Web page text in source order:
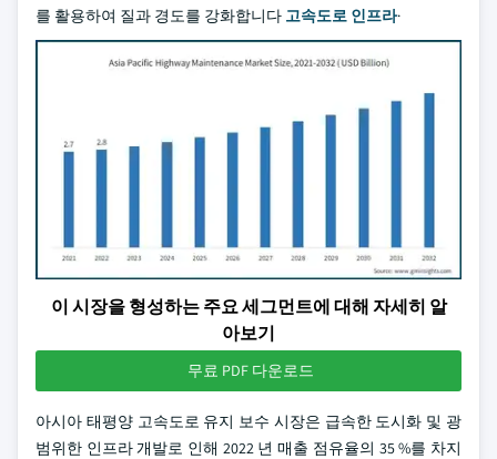
를 활용하여 질과 경도를 강화합니다 고속도로 인프라·
이 시장을 형성하는 주요 세그먼트에 대해 자세히 알
아보기
무료 PDF 다운로드
아시아 태평양 고속도로 유지 보수 시장은 급속한 도시화 및 광
범위한 인프라 개발로 인해 2022 년 매출 점유율의 35 %를 차지